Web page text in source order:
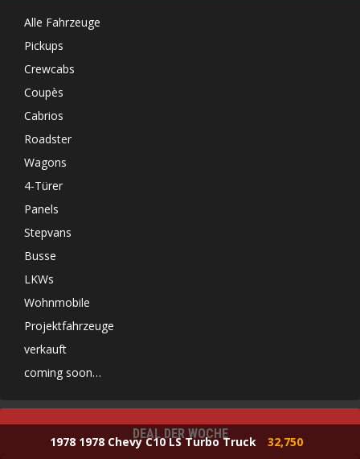
Alle Fahrzeuge
Pickups
Crewcabs
Coupès
Cabrios
Roadster
Wagons
4-Türer
Panels
Stepvans
Busse
LKWs
Wohnmobile
Projektfahrzeuge
verkauft
coming soon…
DEAL DER WOCHE
1978 1978 Chevy C10 LS Turbo Truck 32,750